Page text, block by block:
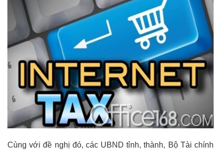
Cùng với đề nghị đó, các UBND tỉnh, thành, Bộ Tài chính